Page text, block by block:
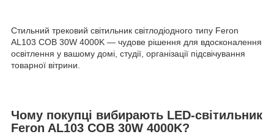
Стильний трековий світильник світлодіодного типу Feron
AL103 COB 30W 4000K — чудове рішення для вдосконалення
освітлення у вашому домі, студії, організації підсвічування
товарної вітрини.
Чому покупці вибирають LED-світильник
Feron AL103 COB 30W 4000K?